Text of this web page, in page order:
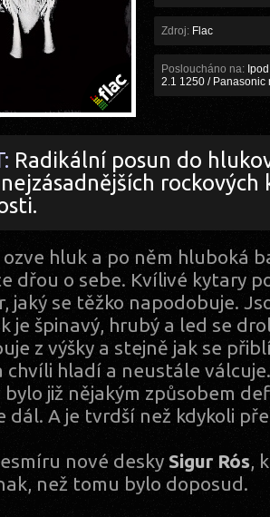
Zdroj: Flac
Posloucháno na:
2.1 1250 / Panasonic
Radikální posun do
rockových
hluk a po něm hluboká
dřou o sebe. Kvílivé kytary
jaký se těžko napodobuje.
je špinavý, hrubý a led se
z výšky a stejně jak se
chvíli hladí a neustále
bylo již nějakým způsobem
dál. A je tvrdší než kdykoli
nové desky Sigur Rós,
než tomu bylo doposud.